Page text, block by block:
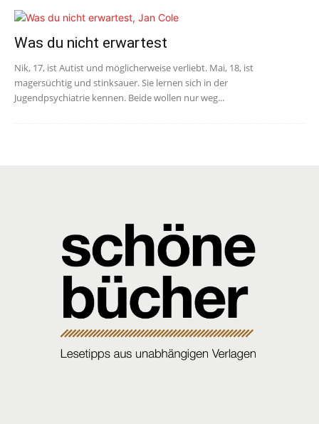
Was du nicht erwartest
Nik, 17, ist Autist und möglicherweise verliebt. Mai, 18, ist
magersüchtig und stinksauer. Sie lernen sich in der
Jugendpsychiatrie kennen. Beide wollen nur weg...